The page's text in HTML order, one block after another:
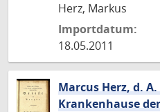
Herz, Markus
Importdatum:
18.05.2011
Marcus Herz, d.
Krankenhause